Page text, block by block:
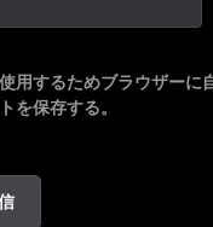
用するためブラウザーに
を保存する。